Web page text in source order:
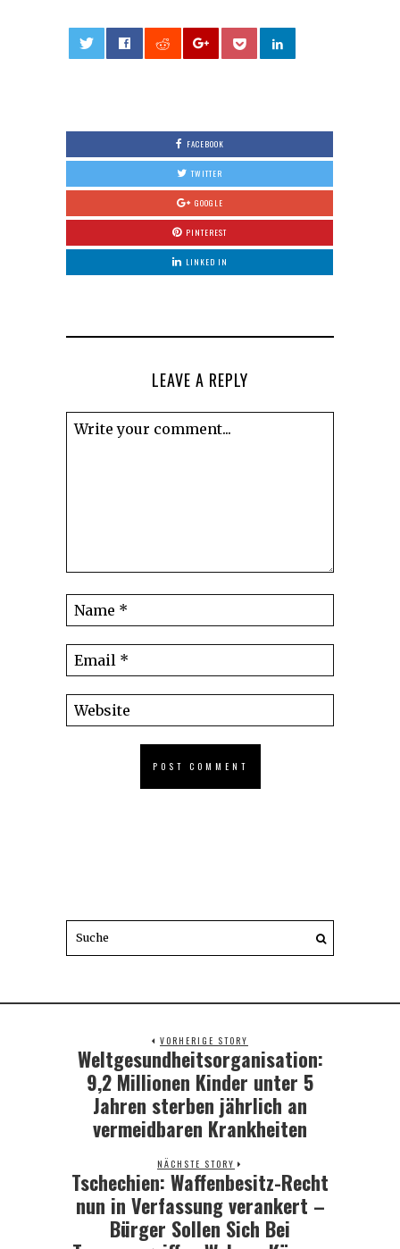
FACEBOOK
TWITTER
GOOGLE
PINTEREST
LINKED IN
LEAVE A REPLY
VORHERIGE STORY
Previous
post:
Weltgesundheitsorganisation:
9,2 Millionen Kinder unter 5
Jahren sterben jährlich an
vermeidbaren Krankheiten
NÄCHSTE STORY
Next
post:
Tschechien: Waffenbesitz-Recht
nun in Verfassung verankert –
Bürger Sollen Sich Bei